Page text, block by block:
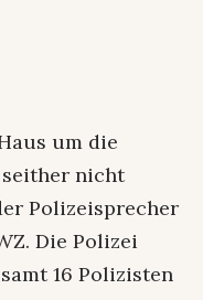
um die
nicht
Polizeisprecher
Die Polizei
16 Polizisten